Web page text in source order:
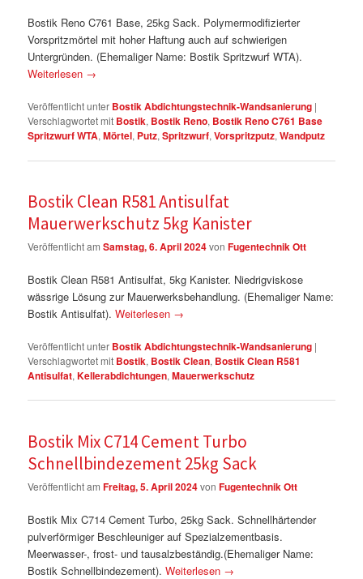
Bostik Reno C761 Base, 25kg Sack. Polymermodifizierter
Vorspritzmörtel mit hoher Haftung auch auf schwierigen
Untergründen. (Ehemaliger Name: Bostik Spritzwurf WTA).
Weiterlesen →
Veröffentlicht unter Bostik Abdichtungstechnik-Wandsanierung |
Verschlagwortet mit Bostik, Bostik Reno, Bostik Reno C761 Base
Spritzwurf WTA,Mörtel, Putz,Spritzwurf,Vorspritzputz,Wandputz
Bostik Clean R581 Antisulfat
Mauerwerkschutz 5kg Kanister
Veröffentlicht amSamstag, 6. April 2024vonFugentechnik Ott
Bostik Clean R581 Antisulfat, 5kg Kanister. Niedrigviskose
wässrige Lösung zur Mauerwerksbehandlung. (Ehemaliger Name:
Bostik Antisulfat).Weiterlesen →
Veröffentlicht unter Bostik Abdichtungstechnik-Wandsanierung |
Verschlagwortet mit Bostik, Bostik Clean, Bostik Clean R581
Antisulfat,Kellerabdichtungen,Mauerwerkschutz
Bostik Mix C714 Cement Turbo
Schnellbindezement 25kg Sack
Veröffentlicht amFreitag, 5. April 2024vonFugentechnik Ott
Bostik Mix C714 Cement Turbo, 25kg Sack. Schnellhärtender
pulverförmiger Beschleuniger auf Spezialzementbasis.
Meerwasser-, frost- und tausalzbeständig.(Ehemaliger Name:
Bostik Schnellbindezement).Weiterlesen →